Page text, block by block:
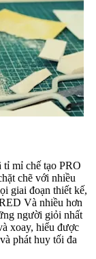
mỉ chế tạo PRO
chẽ với nhiều
giai đoạn thiết kế,
Và nhiều hơn
người giỏi nhất
xoay, hiểu được
phát huy tối đa